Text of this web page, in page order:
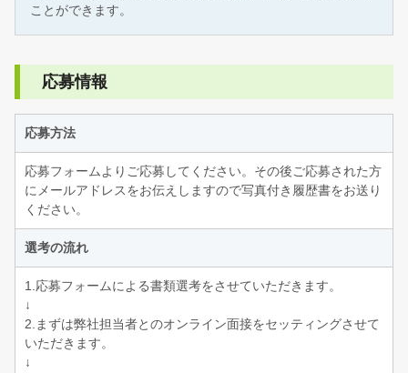
ことができます。
応募情報
応募方法
応募フォームよりご応募してください。その後ご応募された方
にメールアドレスをお伝えしますので写真付き履歴書をお送り
ください。
選考の流れ
1.応募フォームによる書類選考をさせていただきます。
↓
2.まずは弊社担当者とのオンライン面接をセッティングさせて
いただきます。
↓